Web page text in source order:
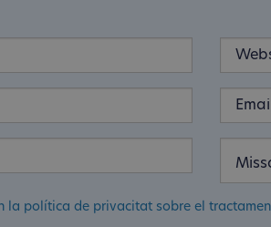
la política de privacitat sobre el